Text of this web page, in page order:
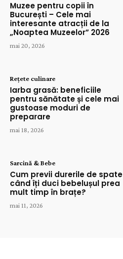
Muzee pentru copii în
București – Cele mai
interesante atracții de la
„Noaptea Muzeelor” 2026
mai 20, 2026
Rețete culinare
Iarba grasă: beneficiile
pentru sănătate și cele mai
gustoase moduri de
preparare
mai 18, 2026
Sarcină & Bebe
Cum previi durerile de spate
când îți duci bebelușul prea
mult timp în brațe?
mai 11, 2026